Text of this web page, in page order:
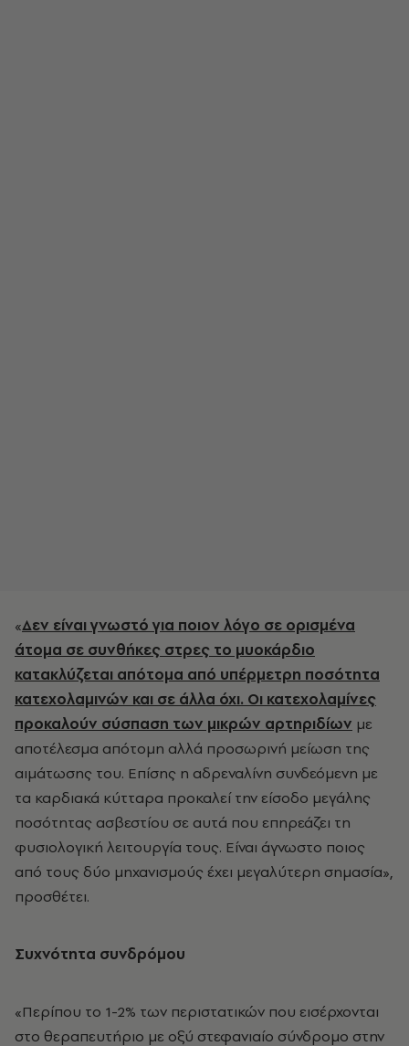
«Δεν είναι γνωστό για ποιον λόγο σε ορισμένα
άτομα σε συνθήκες στρες το μυοκάρδιο
κατακλύζεται απότομα από υπέρμετρη ποσότητα
κατεχολαμινών και σε άλλα όχι. Οι κατεχολαμίνες
προκαλούν σύσπαση των μικρών αρτηριδίων με
αποτέλεσμα απότομη αλλά προσωρινή μείωση της
αιμάτωσης του. Επίσης η αδρεναλίνη συνδεόμενη με
τα καρδιακά κύτταρα προκαλεί την είσοδο μεγάλης
ποσότητας ασβεστίου σε αυτά που επηρεάζει τη
φυσιολογική λειτουργία τους. Είναι άγνωστο ποιος
από τους δύο μηχανισμούς έχει μεγαλύτερη σημασία»,
προσθέτει.
Συχνότητα συνδρόμου
«Περίπου το 1-2% των περιστατικών που εισέρχονται
στο θεραπευτήριο με οξύ στεφανιαίο σύνδρομο στην